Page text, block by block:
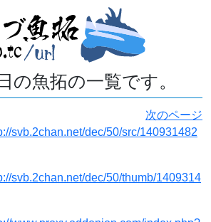
の魚拓の一覧です。
次のページ
svb.2chan.net/dec/50/src/140931482
svb.2chan.net/dec/50/thumb/1409314